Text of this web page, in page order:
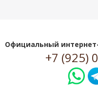
Официальный
+7 (925)